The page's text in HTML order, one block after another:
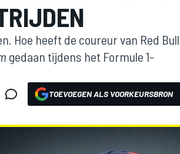
Hoe heeft de coureur van Red Bull
gedaan tijdens het Formule 1-
TOEVOEGEN ALS VOORKEURSBRON